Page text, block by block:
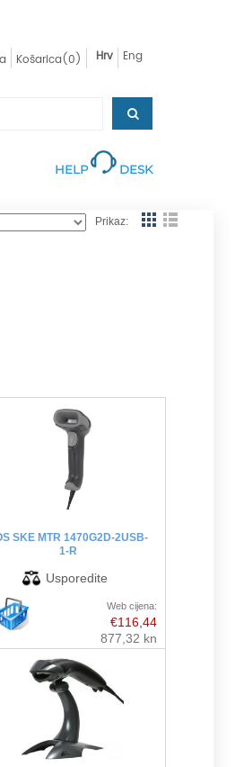
Košarica(0) Hrv Eng
HELP DESK
Prikaz:
SKE MTR 1470G2D-2USB-
1-R
Web cijena:
€116,44
877,32 kn